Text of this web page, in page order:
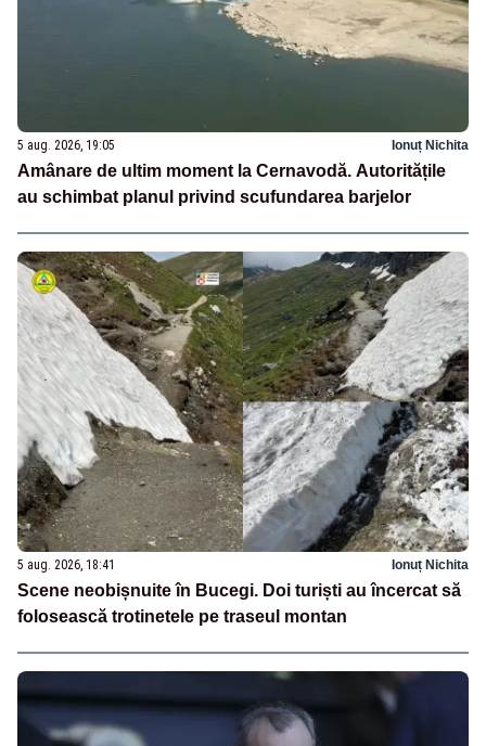
5 aug. 2026, 19:05 Ionuț Nichita
Amânare de ultim moment la Cernavodă. Autoritățile
au schimbat planul privind scufundarea barjelor
5 aug. 2026, 18:41 Ionuț Nichita
Scene neobișnuite în Bucegi. Doi turiști au încercat să
folosească trotinetele pe traseul montan